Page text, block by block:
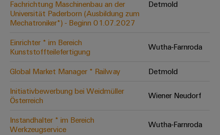
von
Windparks
Bestückte
Klemmenleisten
Modifizierte
und
bestückte
Kundenspezifische
Kabelkonfektionierung
Fachrichtung Maschinenbau an der
Universität Paderborn (Ausbildung zum
Mechatroniker*) - Beginn 01.07.2027
Detmold
Einrichter * im Bereich
Kunststoffteilefertigung
Wutha-Farnroda
Global Market Manager * Railway
Detmold
Initiativbewerbung bei Weidmüller
Österreich
Wiener Neudorf
Instandhalter * im Bereich
Werkzeugservice
Wutha-Farnroda